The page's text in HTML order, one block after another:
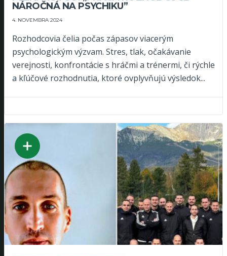
NÁROČNÁ NA PSYCHIKU”
4. NOVEMBRA 2024
Rozhodcovia čelia počas zápasov viacerým
psychologickým výzvam. Stres, tlak, očakávanie
verejnosti, konfrontácie s hráčmi a trénermi, či rýchle
a kľúčové rozhodnutia, ktoré ovplyvňujú výsledok...